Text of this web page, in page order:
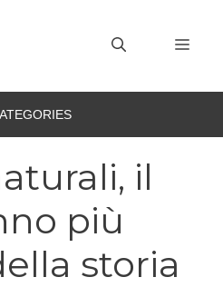
il
più
storia